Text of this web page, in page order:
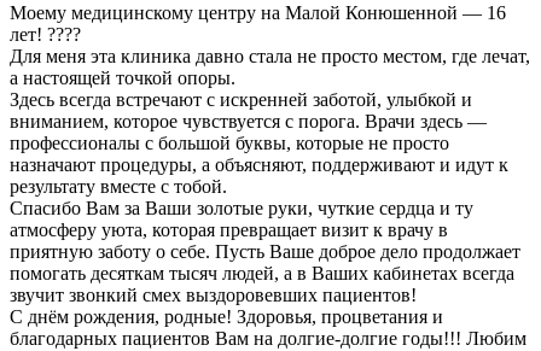
Моему медицинскому центру на Малой Конюшенной — 16
лет! ????
Для меня эта клиника давно стала не просто местом, где лечат,
а настоящей точкой опоры.
Здесь всегда встречают с искренней заботой, улыбкой и
вниманием, которое чувствуется с порога. Врачи здесь —
профессионалы с большой буквы, которые не просто
назначают процедуры, а объясняют, поддерживают и идут к
результату вместе с тобой.
Спасибо Вам за Ваши золотые руки, чуткие сердца и ту
атмосферу уюта, которая превращает визит к врачу в
приятную заботу о себе. Пусть Ваше доброе дело продолжает
помогать десяткам тысяч людей, а в Ваших кабинетах всегда
звучит звонкий смех выздоровевших пациентов!
С днём рождения, родные! Здоровья, процветания и
благодарных пациентов Вам на долгие-долгие годы!!! Любим